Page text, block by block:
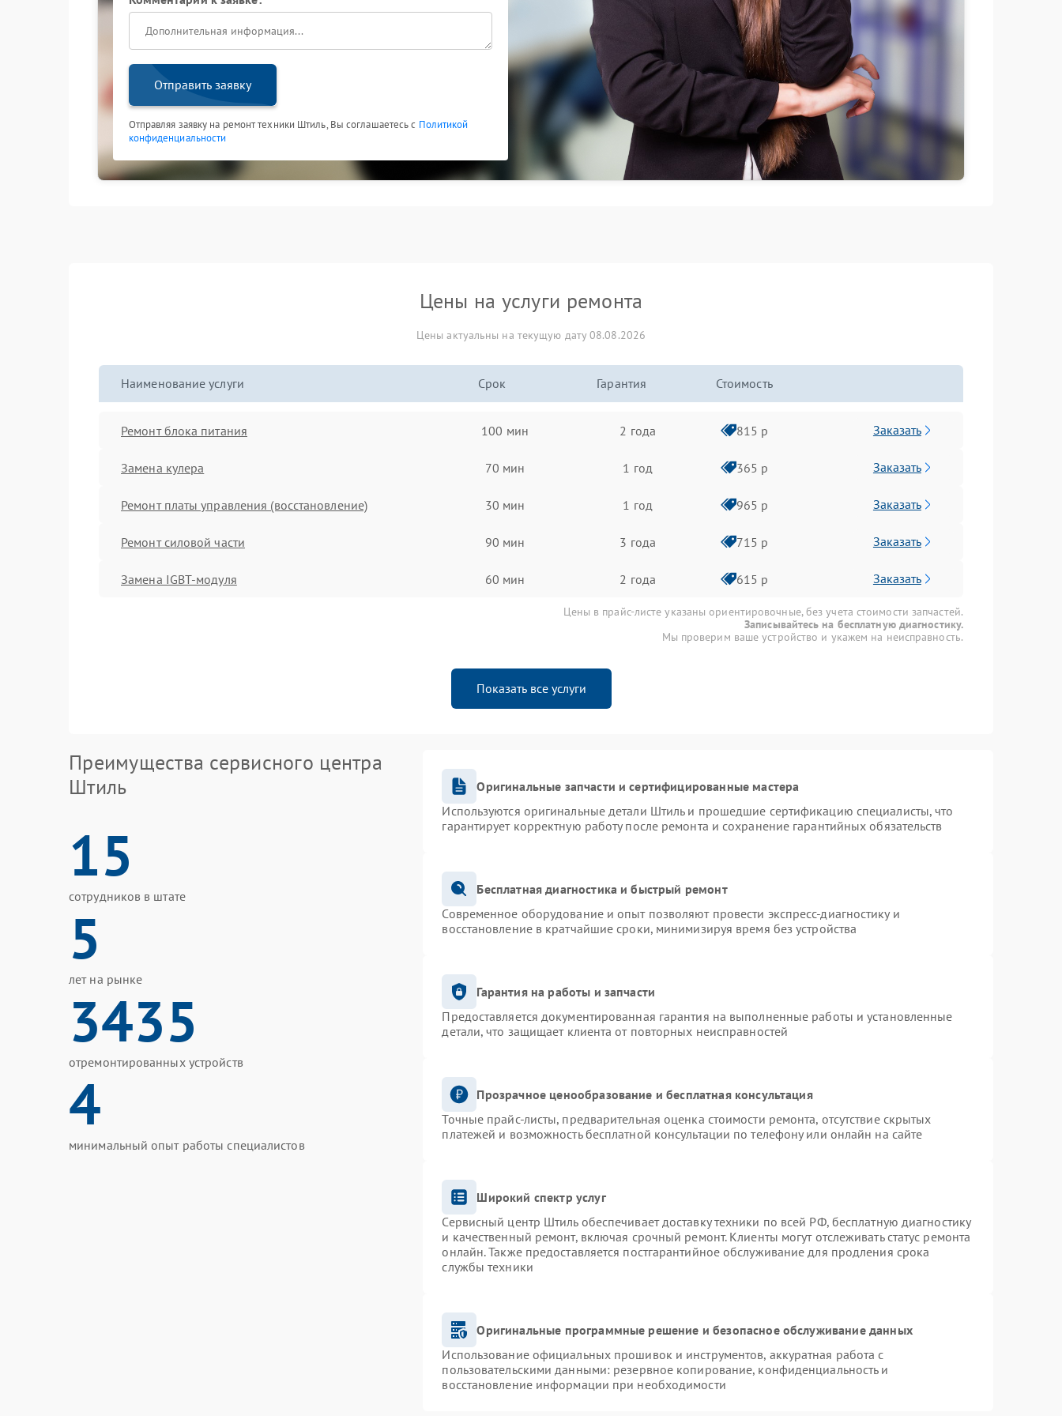
Отправить заявку
Отправляя заявку на ремонт техники Штиль, Вы соглашаетесь с Политикой
конфиденциальности
Цены на услуги ремонта
Цены актуальны на текущую дату 08.08.2026
Наименование услуги Срок Гарантия Стоимость
Ремонт блока питания 100 мин 2 года 815 р Заказать
Замена кулера 70 мин 1 год 365 р Заказать
Ремонт платы управления (восстановление) 30 мин 1 год 965 р Заказать
Ремонт силовой части 90 мин 3 года 715 р Заказать
Замена IGBT-модуля 60 мин 2 года 615 р Заказать
Цены в прайс-листе указаны ориентировочные, без учета стоимости запчастей.
Записывайтесь на бесплатную диагностику.
Мы проверим ваше устройство и укажем на неисправность.
Показать все услуги
Преимущества сервисного центра
Штиль
15
сотрудников в штате
5
лет на рынке
3435
отремонтированных устройств
4
минимальный опыт работы специалистов
Оригинальные запчасти и сертифицированные мастера
Используются оригинальные детали Штиль и прошедшие сертификацию специалисты, что
гарантирует корректную работу после ремонта и сохранение гарантийных обязательств
Бесплатная диагностика и быстрый ремонт
Современное оборудование и опыт позволяют провести экспресс-диагностику и
восстановление в кратчайшие сроки, минимизируя время без устройства
Гарантия на работы и запчасти
Предоставляется документированная гарантия на выполненные работы и установленные
детали, что защищает клиента от повторных неисправностей
Прозрачное ценообразование и бесплатная консультация
Точные прайс-листы, предварительная оценка стоимости ремонта, отсутствие скрытых
платежей и возможность бесплатной консультации по телефону или онлайн на сайте
Широкий спектр услуг
Сервисный центр Штиль обеспечивает доставку техники по всей РФ, бесплатную диагностику
и качественный ремонт, включая срочный ремонт. Клиенты могут отслеживать статус ремонта
онлайн. Также предоставляется постгарантийное обслуживание для продления срока
службы техники
Оригинальные программные решение и безопасное обслуживание данных
Использование официальных прошивок и инструментов, аккуратная работа с
пользовательскими данными: резервное копирование, конфиденциальность и
восстановление информации при необходимости